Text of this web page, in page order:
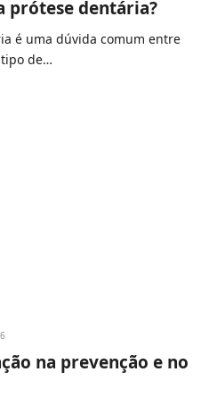
prótese dentária?
é uma dúvida comum entre
de…
na prevenção e no